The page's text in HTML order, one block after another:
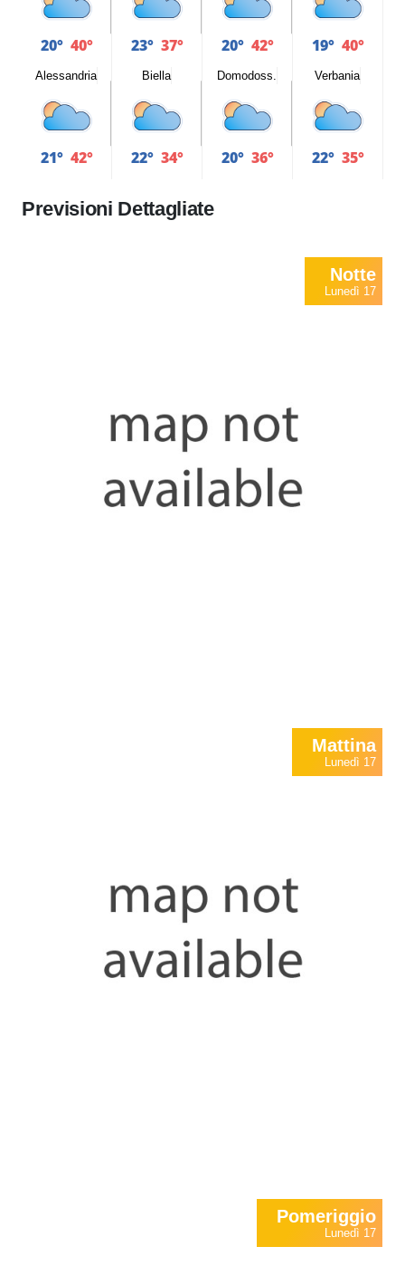
20° 40° 23° 37° 20° 42° 19° 40°
Alessandria
21° 42°
Biella
22° 34°
Domodoss.
20° 36°
Verbania
22° 35°
Previsioni Dettagliate
Notte
Lunedì 17
Mattina
Lunedì 17
Pomeriggio
Lunedì 17